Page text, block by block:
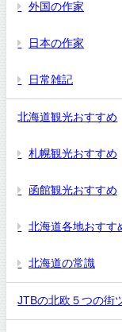
外国の作家
日本の作家
日常雑記
北海道観光おすすめ
札幌観光おすすめ
函館観光おすすめ
北海道各地おすす
北海道の常識
JTBの北欧５つの街